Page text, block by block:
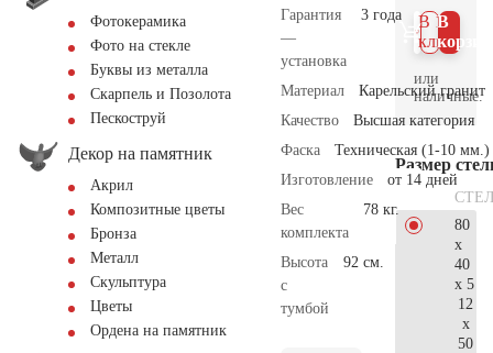
Фотокерамика
Фото на стекле
Буквы из металла
Скарпель и Позолота
Пескоструй
Декор на памятник
Акрил
Композитные цветы
Бронза
Металл
Скульптура
Цветы
Ордена на памятник
Гарантия
—
установка
3 года
Материал
Карельский гранит
Качество
Высшая категория
Фаска
Техническая (1-10 мм.)
Изготовление
от 14 дней
Вес
комплекта
78 кг.
Высота
с
тумбой
92 см.
В
В 1
клик
или
наличные.
Размер
80
x
40
x 5
12
x
50